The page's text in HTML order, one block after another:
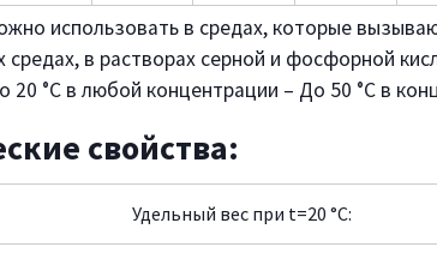
использовать в средах, которые
в растворах серной и фосфорной
20 °C в любой концентрации – До 50 °C в
свойства:
Удельный вес при t=20 °C: